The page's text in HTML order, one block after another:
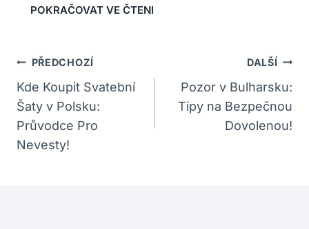
Navigace
Pro
Příspěvek
PŘEDCHOZÍ
Kde Koupit Svatební
Šaty v Polsku:
Průvodce Pro
Nevesty!
DALŠÍ
Pozor v Bulharsku:
Tipy na Bezpečnou
Dovolenou!